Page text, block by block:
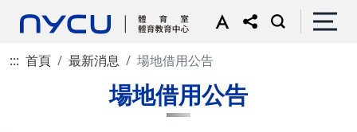
::: 首頁 最新消息 場地借用公告
場地借用公告